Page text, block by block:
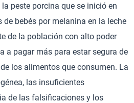
peste porcina que se inició en
bebés por melanina en la leche
de la población con alto poder
a pagar más para estar segura de
los alimentos que consumen. La
las insuficientes
de las falsificaciones y los